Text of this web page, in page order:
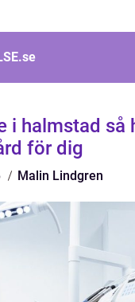
se
i halmstad så
för dig
Malin Lindgren